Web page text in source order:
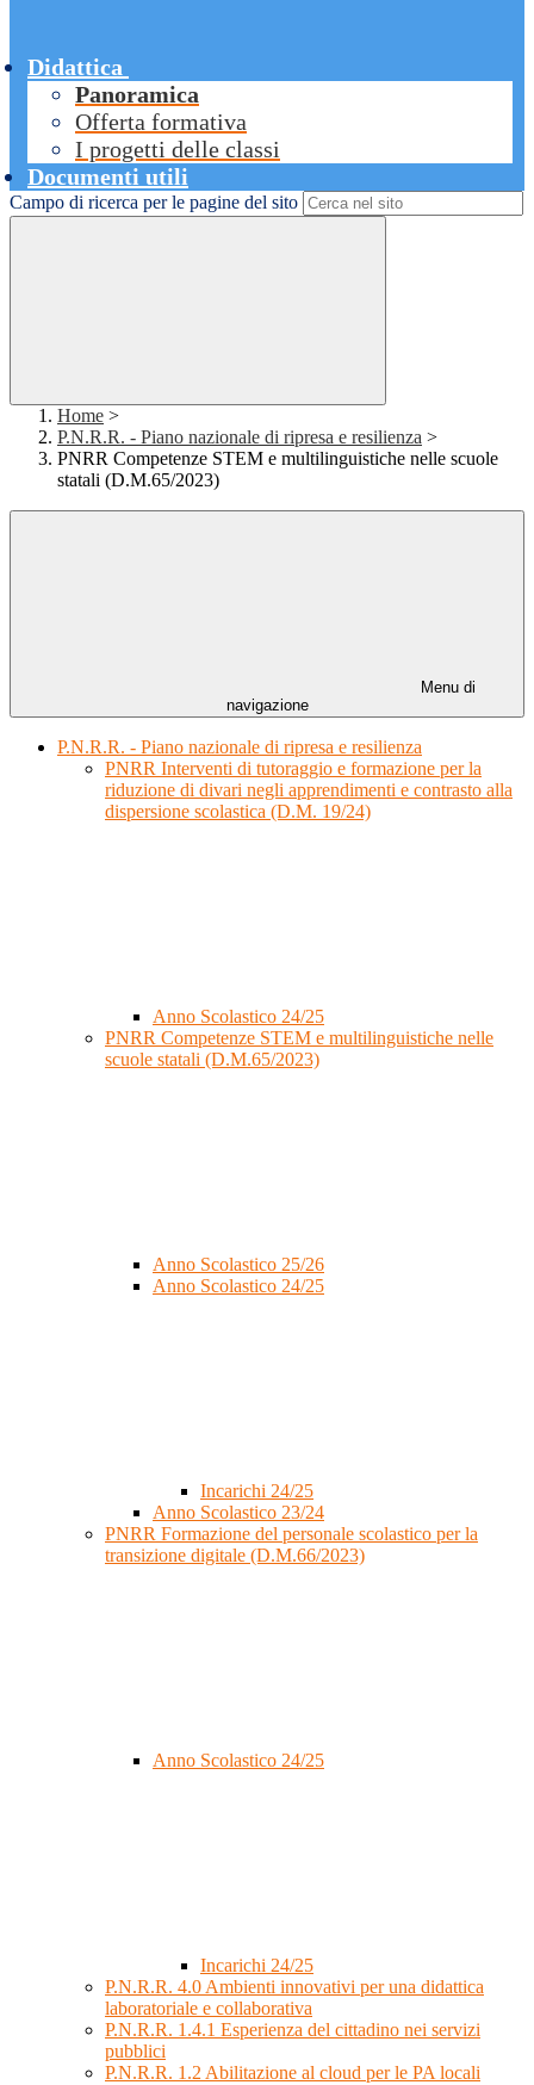
Didattica
Panoramica
Offerta formativa
I progetti delle classi
Documenti utili
Campo di ricerca per le pagine del sito
Home >
P.N.R.R. - Piano nazionale di ripresa e resilienza >
PNRR Competenze STEM e multilinguistiche nelle scuole
statali (D.M.65/2023)
Menu di
navigazione
P.N.R.R. - Piano nazionale di ripresa e resilienza
PNRR Interventi di tutoraggio e formazione per la
riduzione di divari negli apprendimenti e contrasto alla
dispersione scolastica (D.M. 19/24)
Anno Scolastico 24/25
PNRR Competenze STEM e multilinguistiche nelle
scuole statali (D.M.65/2023)
Anno Scolastico 25/26
Anno Scolastico 24/25
Incarichi 24/25
Anno Scolastico 23/24
PNRR Formazione del personale scolastico per la
transizione digitale (D.M.66/2023)
Anno Scolastico 24/25
Incarichi 24/25
P.N.R.R. 4.0 Ambienti innovativi per una didattica
laboratoriale e collaborativa
P.N.R.R. 1.4.1 Esperienza del cittadino nei servizi
pubblici
P.N.R.R. 1.2 Abilitazione al cloud per le PA locali